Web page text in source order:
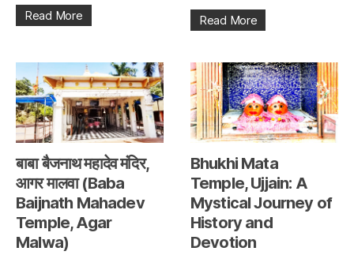
Read More
Read More
बाबा बैजनाथ महादेव मंदिर,
आगर मालवा (Baba
Baijnath Mahadev
Temple, Agar
Malwa)
Bhukhi Mata
Temple, Ujjain: A
Mystical Journey of
History and
Devotion